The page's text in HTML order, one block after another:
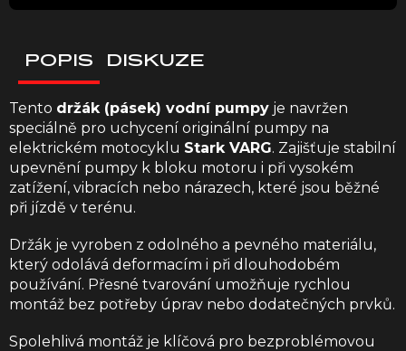
POPIS DISKUZE
Tento držák (pásek) vodní pumpy je navržen
speciálně pro uchycení originální pumpy na
elektrickém motocyklu Stark VARG. Zajišťuje stabilní
upevnění pumpy k bloku motoru i při vysokém
zatížení, vibracích nebo nárazech, které jsou běžné
při jízdě v terénu.
Držák je vyroben z odolného a pevného materiálu,
který odolává deformacím i při dlouhodobém
používání. Přesné tvarování umožňuje rychlou
montáž bez potřeby úprav nebo dodatečných prvků.
Spolehlivá montáž je klíčová pro bezproblémovou